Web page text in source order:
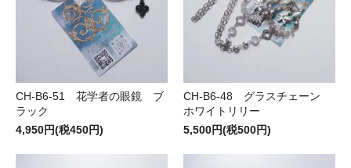
CH-B6-51 花学者の眼鏡 ブ
ラック
4,950円(税450円)
CH-B6-48 グラスチェーン
ホワイトリリー
5,500円(税500円)